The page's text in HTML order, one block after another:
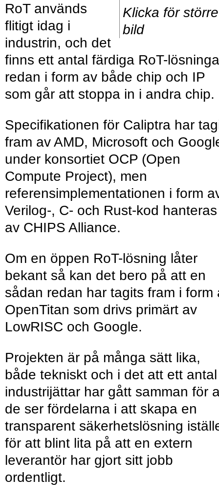
Klicka för större
bild
RoT används
flitigt idag i
industrin, och det
finns ett antal färdiga RoT-
redan i form av både chip och IP
som går att stoppa in i andra chip.
Specifikationen för Caliptra har
fram av AMD, Microsoft och
under konsortiet OCP (Open
Compute Project), men
referensimplementationen i form
Verilog-, C- och Rust-kod hanteras
av CHIPS Alliance.
Om en öppen RoT-lösning låter
bekant så kan det bero på att en
sådan redan har tagits fram i form
OpenTitan som drivs primärt av
LowRISC och Google.
Projekten är på många sätt lika,
både tekniskt och i det att ett antal
industrijättar har gått samman för
de ser fördelarna i att skapa en
transparent säkerhetslösning
för att blint lita på att en extern
leverantör har gjort sitt jobb
ordentligt.